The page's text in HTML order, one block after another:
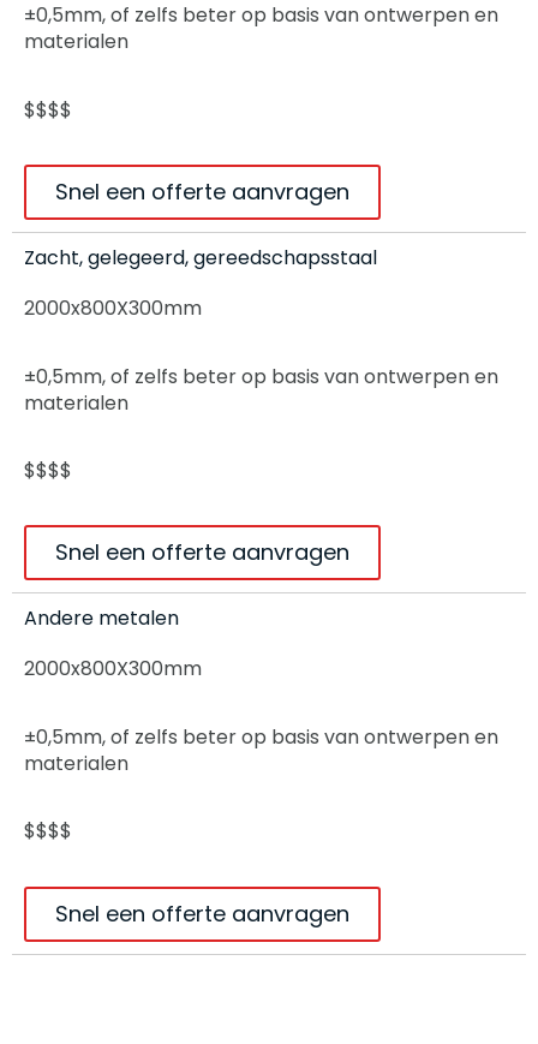
±0,5mm, of zelfs beter op basis van ontwerpen en
materialen
$$$$
Snel een offerte aanvragen
Zacht, gelegeerd, gereedschapsstaal
2000x800X300mm
±0,5mm, of zelfs beter op basis van ontwerpen en
materialen
$$$$
Snel een offerte aanvragen
Andere metalen
2000x800X300mm
±0,5mm, of zelfs beter op basis van ontwerpen en
materialen
$$$$
Snel een offerte aanvragen